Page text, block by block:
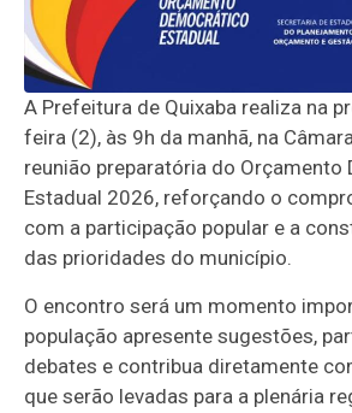
A Prefeitura de Quixaba realiza na
feira (2), às 9h da manhã, na
reunião preparatória do Orçamento
Estadual 2026, reforçando o
com a participação popular e a
das prioridades do município.
O encontro será um momento
população apresente sugestões,
debates e contribua diretamente
que serão levadas para a plenária